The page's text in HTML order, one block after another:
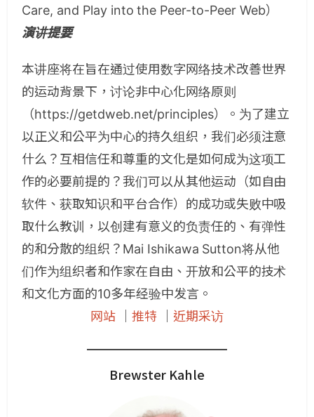
Care, and Play into the Peer-to-Peer Web）
演讲提要
本讲座将在旨在通过使用数字网络技术改善世界
的运动背景下，讨论非中心化网络原则
（https://getdweb.net/principles）。为了建立
以正义和公平为中心的持久组织，我们必须注意
什么？互相信任和尊重的文化是如何成为这项工
作的必要前提的？我们可以从其他运动（如自由
软件、获取知识和平台合作）的成功或失败中吸
取什么教训，以创建有意义的负责任的、有弹性
的和分散的组织？Mai Ishikawa Sutton将从他
们作为组织者和作家在自由、开放和公平的技术
和文化方面的10多年经验中发言。
网站 ｜推特 近期采访
Brewster Kahle